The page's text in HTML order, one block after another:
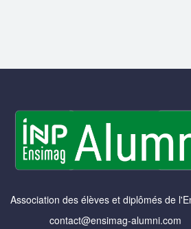
Association des élèves et diplômés de
contact@ensimag-alumni.com